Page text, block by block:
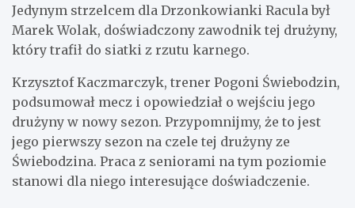
Jedynym strzelcem dla Drzonkowianki Racula był
Marek Wolak, doświadczony zawodnik tej drużyny,
który trafił do siatki z rzutu karnego.
Krzysztof Kaczmarczyk, trener Pogoni Świebodzin,
podsumował mecz i opowiedział o wejściu jego
drużyny w nowy sezon. Przypomnijmy, że to jest
jego pierwszy sezon na czele tej drużyny ze
Świebodzina. Praca z seniorami na tym poziomie
stanowi dla niego interesujące doświadczenie.